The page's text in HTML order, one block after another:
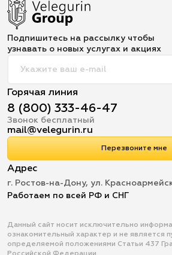
Подпишитесь на рассылку чтобы
узнавать о новых услугах и акциях
Горячая линия
8 (800) 333-46-47
Звонок бесплатный
mail@velegurin.ru
Перезвоните мне
Адрес
г. Ростов-на-Дону, ул.
Работаем по всей РФ и СНГ
Данный сайт носит исключительно
ознакомительный характер и не является
определяемой положениями Статьи 437